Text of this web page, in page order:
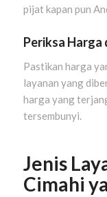
pijat kapan pun
Periksa Harga
Pastikan harga
layanan yang
harga yang
tersembunyi.
Jenis
Cimahi